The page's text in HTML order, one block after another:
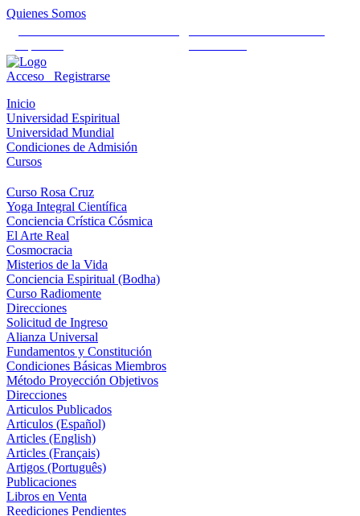
Quienes Somos
Acceso
Registrarse
Inicio
Universidad Espiritual
Universidad Mundial
Condiciones de Admisión
Cursos
Curso Rosa Cruz
Yoga Integral Científica
Conciencia Crística Cósmica
El Arte Real
Cosmocracia
Misterios de la Vida
Conciencia Espiritual (Bodha)
Curso Radiomente
Direcciones
Solicitud de Ingreso
Alianza Universal
Fundamentos y Constitución
Condiciones Básicas Miembros
Método Proyección Objetivos
Direcciones
Articulos Publicados
Articulos (Español)
Articles (English)
Articles (Français)
Artigos (Português)
Publicaciones
Libros en Venta
Reediciones Pendientes